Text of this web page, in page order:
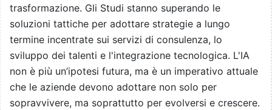
trasformazione. Gli Studi stanno superando le
soluzioni tattiche per adottare strategie a lungo
termine incentrate sui servizi di consulenza, lo
sviluppo dei talenti e l'integrazione tecnologica. L'IA
non è più un’ipotesi futura, ma è un imperativo attuale
che le aziende devono adottare non solo per
sopravvivere, ma soprattutto per evolversi e crescere.